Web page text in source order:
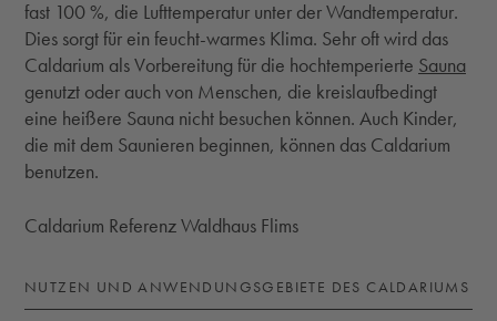
fast 100 %, die Lufttemperatur unter der Wandtemperatur.
Dies sorgt für ein feucht-warmes Klima. Sehr oft wird das
Caldarium als Vorbereitung für die hochtemperierte Sauna
genutzt oder auch von Menschen, die kreislaufbedingt
eine heißere Sauna nicht besuchen können. Auch Kinder,
die mit dem Saunieren beginnen, können das Caldarium
benutzen.
Caldarium Referenz Waldhaus Flims
NUTZEN UND ANWENDUNGSGEBIETE DES CALDARIUMS